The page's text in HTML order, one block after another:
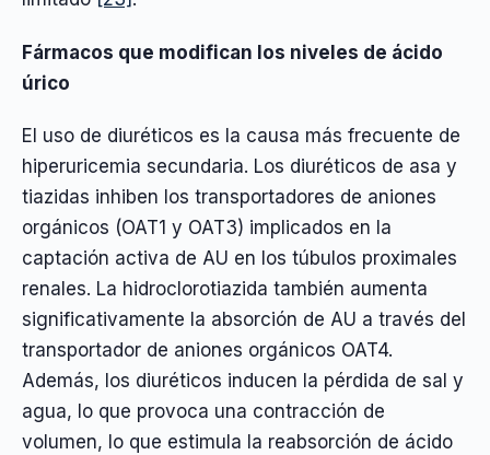
Fármacos que modifican los niveles de ácido
úrico
El uso de diuréticos es la causa más frecuente de
hiperuricemia secundaria. Los diuréticos de asa y
tiazidas inhiben los transportadores de aniones
orgánicos (OAT1 y OAT3) implicados en la
captación activa de AU en los túbulos proximales
renales. La hidroclorotiazida también aumenta
significativamente la absorción de AU a través del
transportador de aniones orgánicos OAT4.
Además, los diuréticos inducen la pérdida de sal y
agua, lo que provoca una contracción de
volumen, lo que estimula la reabsorción de ácido